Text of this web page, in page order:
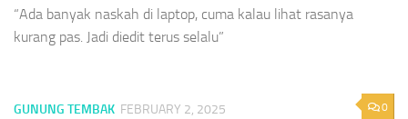
“Ada banyak naskah di laptop, cuma kalau lihat rasanya
kurang pas. Jadi diedit terus selalu”
0
GUNUNG TEMBAK FEBRUARY 2, 2025